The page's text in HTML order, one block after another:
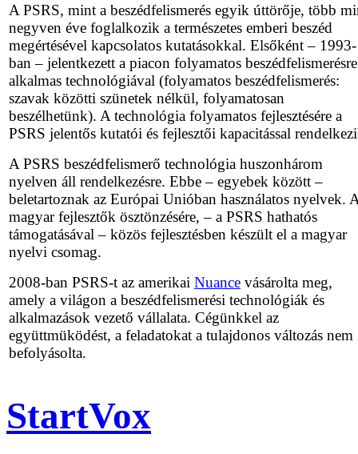
A PSRS, mint a beszédfelismerés egyik úttörője, több
negyven éve foglalkozik a természetes emberi beszéd
megértésével kapcsolatos kutatásokkal. Elsőként – 1993-
ban – jelentkezett a piacon folyamatos beszédfelismerésre
alkalmas technológiával (folyamatos beszédfelismerés:
szavak közötti szünetek nélkül, folyamatosan
beszélhetünk). A technológia folyamatos fejlesztésére a
PSRS jelentős kutatói és fejlesztői kapacitással
A PSRS beszédfelismerő technológia huszonhárom
nyelven áll rendelkezésre. Ebbe – egyebek között –
beletartoznak az Európai Unióban használatos nyelvek.
magyar fejlesztők ösztönzésére, – a PSRS hathatós
támogatásával – közös fejlesztésben készült el a magyar
nyelvi csomag.
2008-ban PSRS-t az amerikai Nuance vásárolta meg,
amely a világon a beszédfelismerési technológiák és
alkalmazások vezető vállalata. Cégünkkel az
együttmüködést, a feladatokat a tulajdonos változás nem
befolyásolta.
StartVox